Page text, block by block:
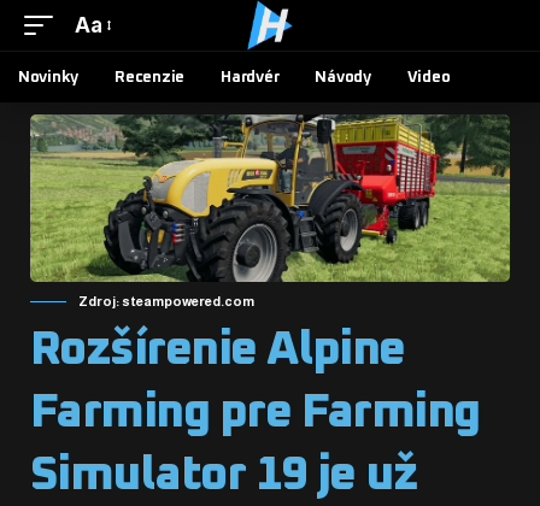
Aa
Novinky Recenzie Hardvér Návody Video
Zdroj: steampowered.com
Rozšírenie Alpine
Farming pre Farming
Simulator 19 je už